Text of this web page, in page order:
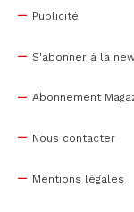
Publicité
S'abonner à la
Abonnement
Nous contacter
Mentions légales